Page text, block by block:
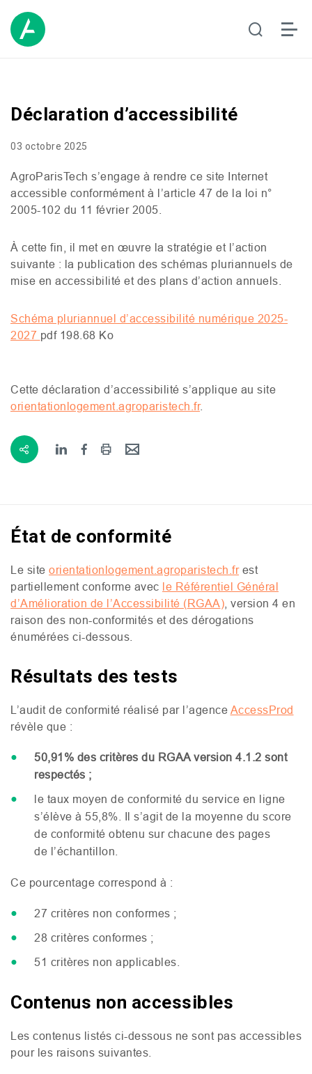
Déclaration d’accessibilité
03 octobre 2025
AgroParisTech s’engage à rendre ce site Internet
accessible conformément à l’article 47 de la loi n°
2005-102 du 11 février 2005.
À cette fin, il met en œuvre la stratégie et l’action
suivante : la publication des schémas pluriannuels de
mise en accessibilité et des plans d’action annuels.
Schéma pluriannuel d’accessibilité numérique 2025-
2027 pdf 198.68 Ko
Cette déclaration d’accessibilité s’applique au site
orientationlogement.agroparistech.fr.
État de conformité
Le site orientationlogement.agroparistech.frest
partiellement conforme avec le Référentiel Général
d’Amélioration de l’Accessibilité (RGAA) , version 4 en
raison des non-conformités et des dérogations
énumérées ci-dessous.
Résultats des tests
L’audit de conformité réalisé par l’agence AccessProd
révèle que :
50,91% des critères du RGAAversion 4.1.2 sont
respectés ;
le taux moyen de conformité du service en ligne
s’élève à 55,8%. Il s’agit de la moyenne du score
de conformité obtenu sur chacune des pages
de l’échantillon.
Ce pourcentage correspond à :
27 critères non conformes ;
28 critères conformes ;
51 critères non applicables.
Contenus non accessibles
Les contenus listés ci-dessous ne sont pas accessibles
pour les raisons suivantes.